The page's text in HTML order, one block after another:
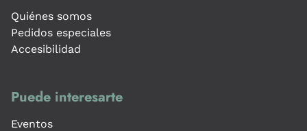
Quiénes somos
Pedidos especiales
Accesibilidad
Puede interesarte
Eventos